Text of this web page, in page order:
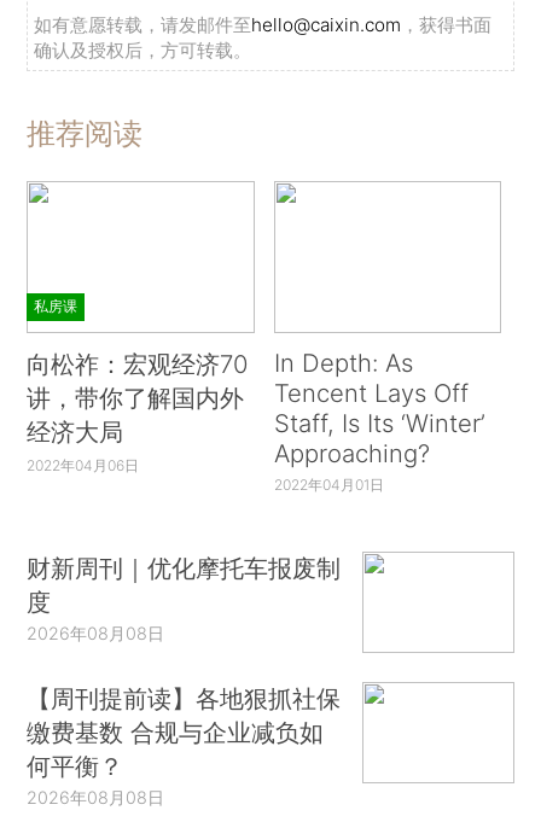
如有意愿转载，请发邮件至hello@caixin.com ，获得书面
确认及授权后，方可转载。
推荐阅读
私房课
向松祚：宏观经济70
讲，带你了解国内外
经济大局
2022年04月06日
In Depth: As
Tencent Lays Off
Staff, Is Its ‘Winter’
Approaching?
2022年04月01日
财新周刊｜优化摩托车报废制
度
2026年08月08日
【周刊提前读】各地狠抓社保
缴费基数 合规与企业减负如
何平衡？
2026年08月08日